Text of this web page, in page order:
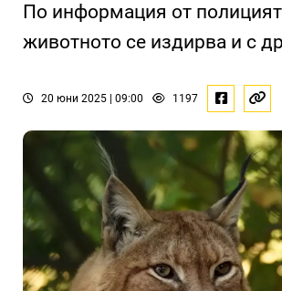
По информация от
животното се издирва и с
20 юни 2025 | 09:00 1197